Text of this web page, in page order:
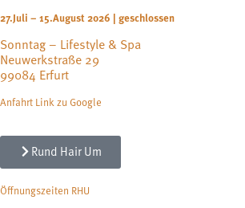
27.Juli – 15.August 2026 | geschlossen
Sonntag – Lifestyle & Spa
Neuwerkstraße 29
99084 Erfurt
Anfahrt Link zu Google
Rund Hair Um
Öffnungszeiten RHU